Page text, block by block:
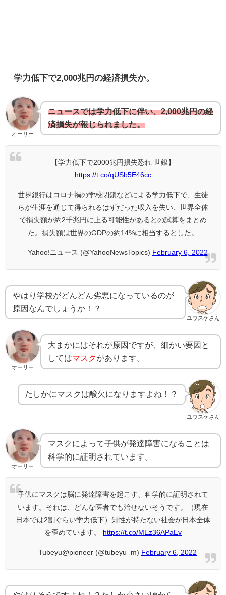
学力低下で2,000兆円の経済損失か。
オーリー
ニュースでは学力低下に伴い、2,000兆円の経
済損失が報じられました。
【学力低下で2000兆円損失恐れ 世銀】
https://t.co/qUSb5E46cc
世界銀行はコロナ禍の学校閉鎖などによる学力低下で、生徒
らが生涯を通じて得られるはずだった収入を失い、世界全体
で損失額が約2千兆円に上る可能性があるとの試算をまとめ
た。損失額は世界のGDPの約14%に相当するとした。
— Yahoo!ニュース (@YahooNewsTopics) February 6, 2022
ユウスケさん
やはり学校がどんどん劣悪になっているのが
原因なんでしょうか！？
オーリー
大まかにはそれが原因ですが、細かい要因と
してはマスクがあります。
ユウスケさん
たしかにマスクは酸欠になりますよね！？
オーリー
マスクによって子供が発達障害になることは
科学的に証明されています。
子供にマスクは脳に発達障害を起こす、科学的に証明されて
います。それは、どんな医者でも治せないそうです。（現在
日本では2割ぐらい学力低下）知性が持たない社会が日本全体
を歪めています。 https://t.co/MEz36APaEv
— Tubeyu@pioneer (@tubeyu_m) February 6, 2022